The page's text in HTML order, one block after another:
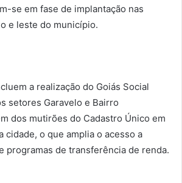
se em fase de implantação nas
e leste do município.
a realização do Goiás Social
setores Garavelo e Bairro
dos mutirões do Cadastro Único em
cidade, o que amplia o acesso a
programas de transferência de renda.